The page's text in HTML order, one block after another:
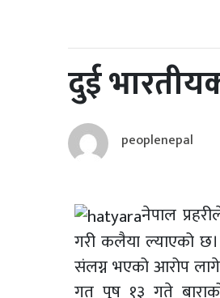
दुई
peoplenepal
नेपाल
गरी कलैया ल्याएको छ।
संलग्न भएको आरोप
गत पुष १३ गते